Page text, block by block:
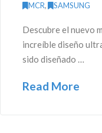
MCR, SAMSUNG
Descubre el nuevo
increíble diseño
sido diseñado …
Read More